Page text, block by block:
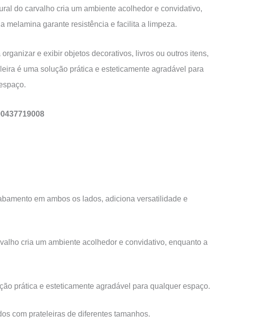
do carvalho cria um ambiente acolhedor e convidativo,
melamina garante resistência e facilita a limpeza.
organizar e exibir objetos decorativos, livros ou outros itens,
é uma solução prática e esteticamente agradável para
em ambos os lados, adiciona versatilidade e
cria um ambiente acolhedor e convidativo, enquanto a
prática e esteticamente agradável para qualquer espaço.
com prateleiras de diferentes tamanhos.